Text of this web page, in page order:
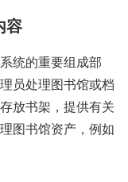
容
统的重要组成部
员处理图书馆或档
放书架，提供有关
图书馆资产，例如